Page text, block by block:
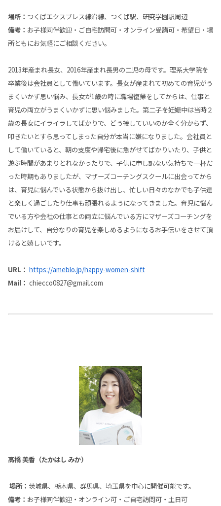
場所： つくばエクスプレス線沿線、つくば駅、研究学園駅周辺
備考： お子様同伴歓迎・ご自宅訪問可・オンライン受講可・希望日・場
所ともにお気軽にご相談ください。
2013年産まれ長女、2016年産まれ長男の二児の母です。理系大学院を
卒業後は会社員として働いています。長女が産まれて初めての育児がう
まくいかず思い悩み、長女が1歳の時に職場復帰をしてからは、仕事と
育児の両立がうまくいかずに思い悩みました。第二子を妊娠中は当時２
歳の長女にイライラしてばかりで、どう接していいのか全く分からず、
叩きたいとすら思ってしまった自分が本当に嫌になりました。会社員と
して働いていると、朝の支度や帰宅後に急がせてばかりいたり、子供と
遊ぶ時間があまりとれなかったりで、子供に申し訳ない気持ちで一杯だ
った時期もありましたが、マザーズコーチングスクールに出会ってから
は、育児に悩んでいる状態から抜け出し、忙しい日々のなかでも子供達
と楽しく過ごしたり仕事も頑張れるようになってきました。育児に悩ん
でいる方や会社の仕事との両立に悩んでいる方にマザーズコーチングを
お届けして、自分なりの育児を楽しめるようになるお手伝いをさせて頂
けると嬉しいです。
URL： https://ameblo.jp/happy-women-shift
Mail： chiecco0827@gmail.com
高橋 美香（たかはし みか）
場所： 茨城県、栃木県、群馬県、埼玉県を中心に開催可能です。
備考： お子様同伴歓迎・オンライン可・ご自宅訪問可・土日可